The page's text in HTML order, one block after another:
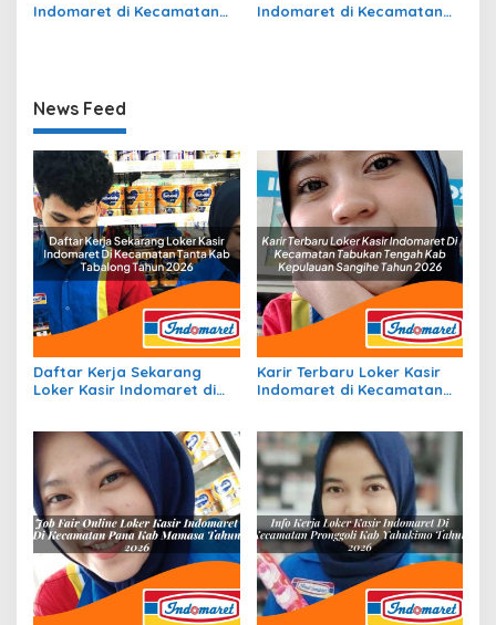
Indomaret di Kecamatan
Indomaret di Kecamatan
News Feed
Daftar Kerja Sekarang
Loker Kasir Indomaret di
Karir Terbaru Loker Kasir
Indomaret di Kecamatan
2026